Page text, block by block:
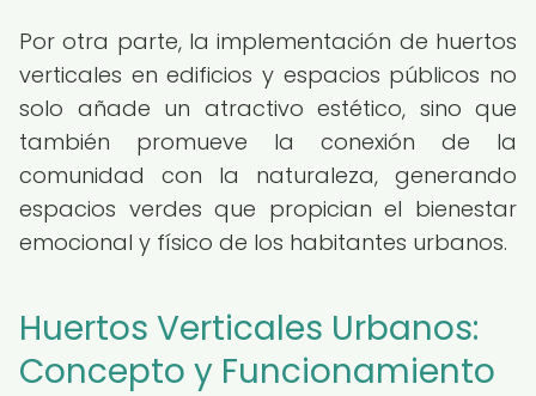
Por otra parte, la implementación de huertos
verticales en edificios y espacios públicos no
solo añade un atractivo estético, sino que
también promueve la conexión de la
comunidad con la naturaleza, generando
espacios verdes que propician el bienestar
emocional y físico de los habitantes urbanos.
Huertos Verticales Urbanos:
Concepto y Funcionamiento